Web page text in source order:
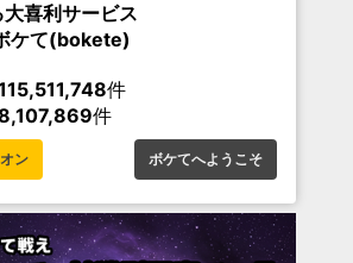
喜利サービス
ケて(bokete)
件
件
ン ボケてへようこそ